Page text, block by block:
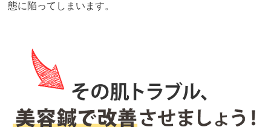
態に陥ってしまいます。